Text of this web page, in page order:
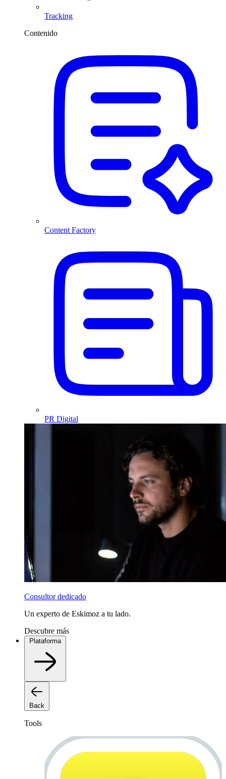
Tracking
Contenido
Content Factory
PR Digital
Consultor dedicado
Un experto de Eskimoz a tu lado.
Descubre más
Plataforma
Back
Tools